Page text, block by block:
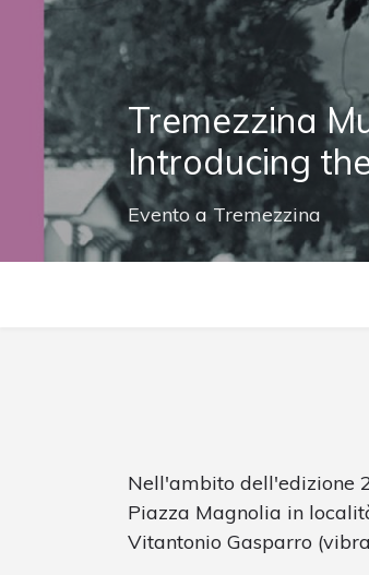
Tremezzina
Introducing
Evento aTremezzina
Nell'ambito dell'edizione
Piazza Magnolia in
Vitantonio Gasparro